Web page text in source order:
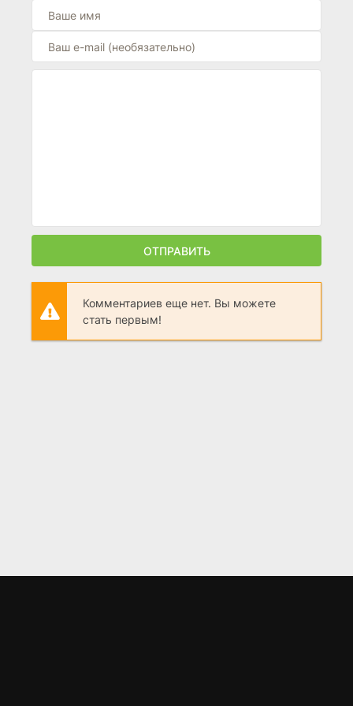
ОТПРАВИТЬ
Комментариев еще нет. Вы можете
стать первым!